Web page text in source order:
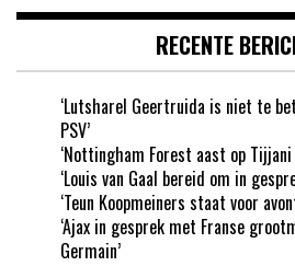
RECENTE
‘Lutsharel Geertruida is niet te
PSV’
‘Nottingham Forest aast op Tijjani
‘Louis van Gaal bereid om in
‘Teun Koopmeiners staat voor
‘Ajax in gesprek met Franse
Germain’